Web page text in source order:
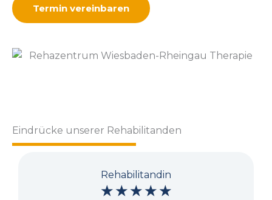
Termin vereinbaren
Eindrücke unserer Rehabilitanden
Rehabilitandin
☆ ☆ ☆ ☆ ☆